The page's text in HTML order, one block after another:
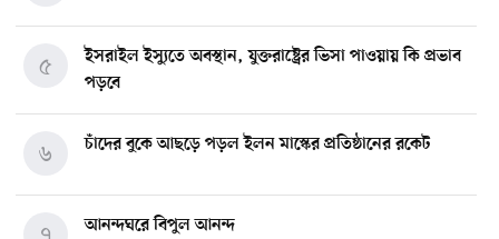
ইসরাইল ইস্যুতে অবস্থান, যুক্তরাষ্ট্রের ভিসা পাওয়ায় কি প্রভাব
পড়বে
৫
চাঁদের বুকে আছড়ে পড়ল ইলন মাস্কের প্রতিষ্ঠানের রকেট
৬
আনন্দঘরে বিপুল আনন্দ